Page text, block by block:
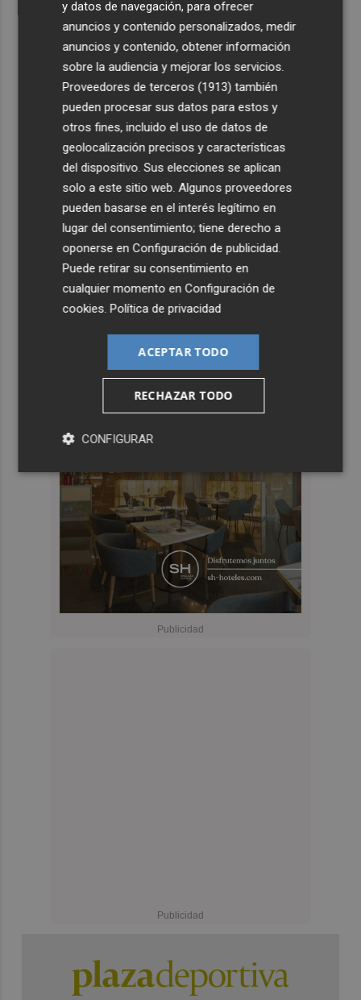
y datos de navegación, para ofrecer
anuncios y contenido personalizados, medir
anuncios y contenido, obtener información
sobre la audiencia y mejorar los servicios.
Proveedores de terceros (1913) también
pueden procesar sus datos para estos y
otros fines, incluido el uso de datos de
geolocalización precisos y características
del dispositivo. Sus elecciones se aplican
solo a este sitio web. Algunos proveedores
pueden basarse en el interés legítimo en
lugar del consentimiento; tiene derecho a
oponerse enConfiguración de publicidad
Puede retirar su consentimiento en
cualquier momento enConfiguración de
cookies .Política de privacidad
ACEPTAR TODO
RECHAZAR TODO
CONFIGURAR